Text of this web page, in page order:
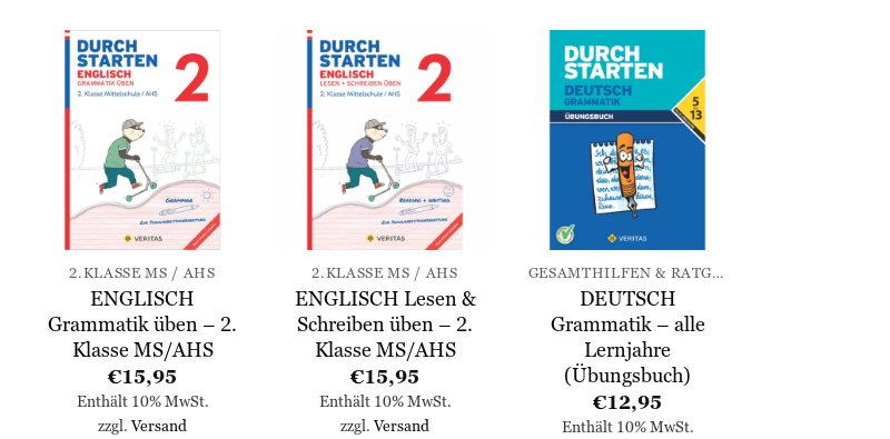
Zur
Wunschliste
hinzufügen
2.KLASSE MS / AHS
ENGLISCH
Grammatik üben – 2.
Klasse MS/AHS
€15,95
Enthält 10% MwSt.
zzgl.Versand
Zur
Wunschliste
hinzufügen
2.KLASSE MS / AHS
ENGLISCH Lesen &
Schreiben üben – 2.
Klasse MS/AHS
€15,95
Enthält 10% MwSt.
zzgl.Versand
Zur
Wunschliste
hinzufügen
GESAMTHILFEN & RATGEBER
DEUTSCH
Grammatik – alle
Lernjahre
(Übungsbuch)
€12,95
Enthält 10% MwSt.